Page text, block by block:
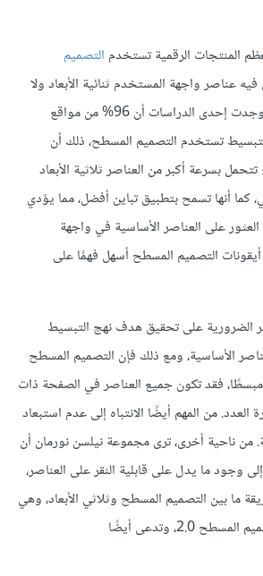
المنتجات الرقمية تستخدم التصميم
عناصر واجهة المستخدم ثنائية الأبعاد ولا
تحاكي العناصر المادية. وجدت إحدى الدراسات أن 96% من مواقع
تستخدم التصميم المسطح، ذلك أن
بسرعة أكبر من العناصر ثلاثية الأبعاد
كما أنها تسمح بتطبيق تباين أفضل، مما يؤدي
العثور على العناصر الأساسية في واجهة
التصميم المسطح أسهل فهمًا على
الضرورية على تحقيق هدف نهج التبسيط
الأساسية، ومع ذلك فإن التصميم المسطح
فقد تكون جميع العناصر في الصفحة ذات
من المهم أيضًا الانتباه إلى عدم استبعاد
ناحية أخرى، ترى مجموعة نيلسن نورمان أن
وجود ما يدل على قابلية النقر على العناصر،
ما بين التصميم المسطح وثلاثي الأبعاد، وهي
طريقة flat 2.0 أو التصميم المسطح 2.0، وتدعى أيضًا